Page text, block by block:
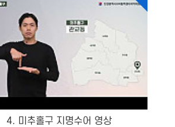
4. 미추홀구 지명수어 영상